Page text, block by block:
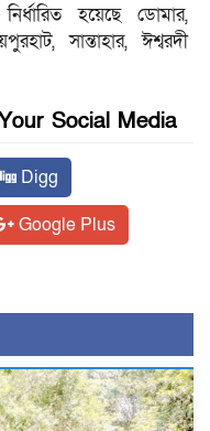
নির্ধারিত হয়েছে ডোমার,
সান্তাহার, ঈশ্বরদী
Social Media
Digg
Google Plus